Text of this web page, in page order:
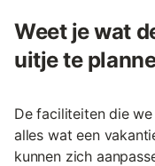
Weet je wat
uitje te
De faciliteiten die
alles wat een
kunnen zich